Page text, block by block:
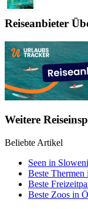
Reiseanbieter
Weitere
Beliebte Artikel
Seen in
Beste Thermen
Beste
Beste Zoos in